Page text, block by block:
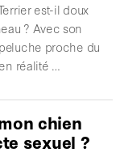
est-il doux
? Avec son
proche du
réalité …
chien
sexuel ?